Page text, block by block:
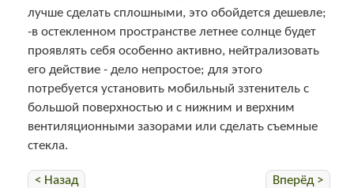
лучше сделать сплошными, это обойдется дешевле;
-в остекленном пространстве летнее солнце будет
проявлять себя особенно активно, нейтрализовать
его действие - дело непростое; для этого
потребуется установить мобильный ззтенитель с
большой поверхностью и с нижним и верхним
вентиляционными зазорами или сделать съемные
стекла.
< Назад Вперёд >